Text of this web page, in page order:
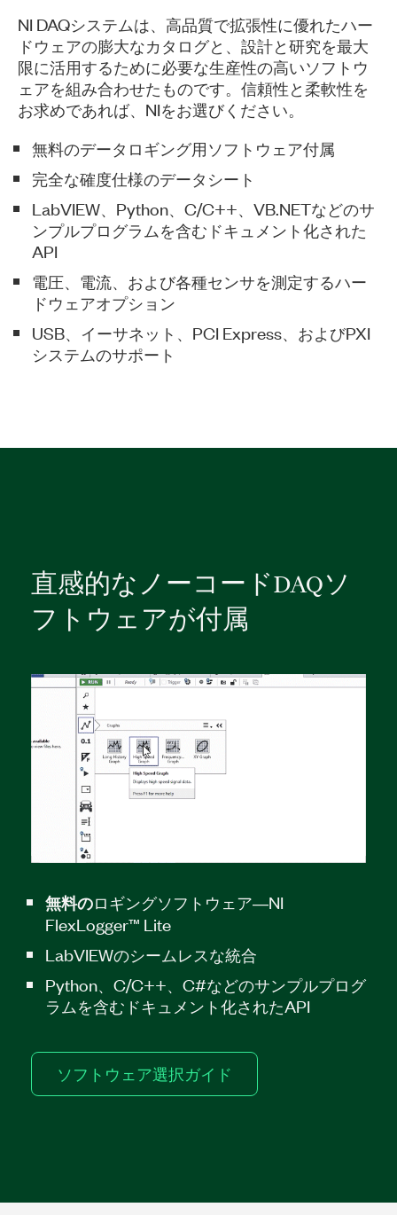
NI DAQシステムは、高品質で拡張性に優れたハー
ドウェアの膨大なカタログと、設計と研究を最大
限に活用するために必要な生産性の高いソフトウ
ェアを組み合わせたものです。信頼性と柔軟性を
お求めであれば、NIをお選びください。
​無料のデータロギング用ソフトウェア付属
​完全な確度仕様のデータシート
​LabVIEW、Python、C/C++、VB.NETなどのサ
ンプルプログラムを含むドキュメント化された
API
​電圧、電流、および各種センサを測定するハー
ドウェアオプション
​USB、イーサネット、PCI Express、およびPXI
システムのサポート​
直感的な ノーコードDAQソ
フトウェアが付属
無料のロギングソフトウェア―NI
FlexLogger™ Lite
LabVIEWのシームレスな統合
Python、C/C++、C#などのサンプルプログ
ラムを含むドキュメント化されたAPI
ソフトウェア選択ガイド